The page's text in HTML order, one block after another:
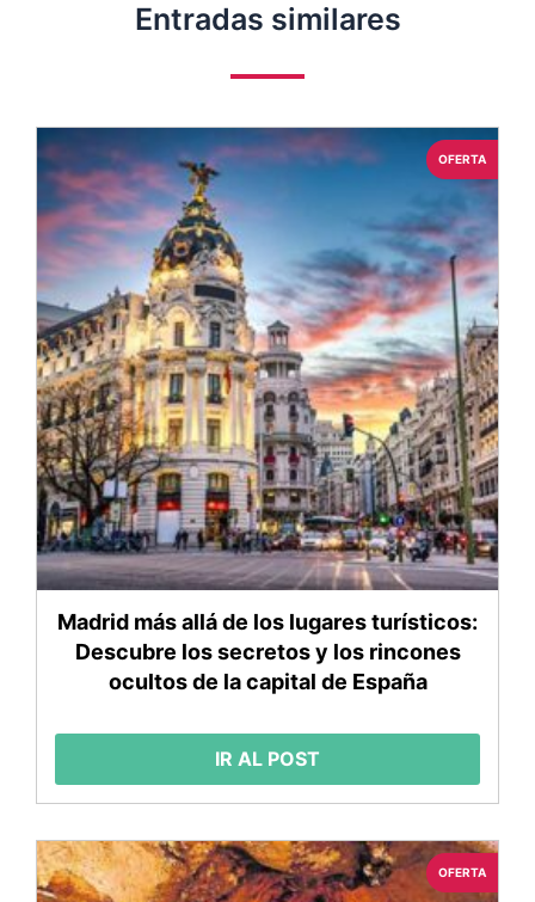
Entradas similares
OFERTA
Madrid más allá de los lugares turísticos:
Descubre los secretos y los rincones
ocultos de la capital de España
IR AL POST
OFERTA